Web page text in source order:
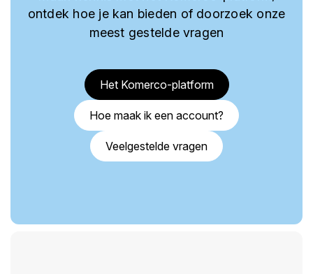
ontdek hoe je kan bieden of doorzoek onze
meest gestelde vragen
Het Komerco-platform
Hoe maak ik een account?
Veelgestelde vragen